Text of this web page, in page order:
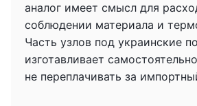
аналог имеет смысл для
соблюдении материала и
Часть узлов под украинские
изготавливает
не переплачивать за